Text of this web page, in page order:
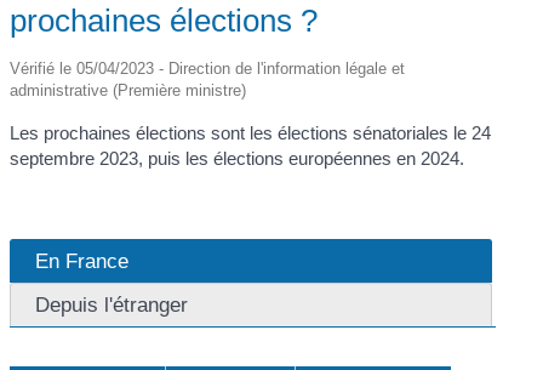
prochaines élections ?
Vérifié le 05/04/2023 - Direction de l'information légale et
administrative (Première ministre)
Les prochaines élections sont les élections sénatoriales le 24
septembre 2023, puis les élections européennes en 2024.
En France
Depuis l'étranger